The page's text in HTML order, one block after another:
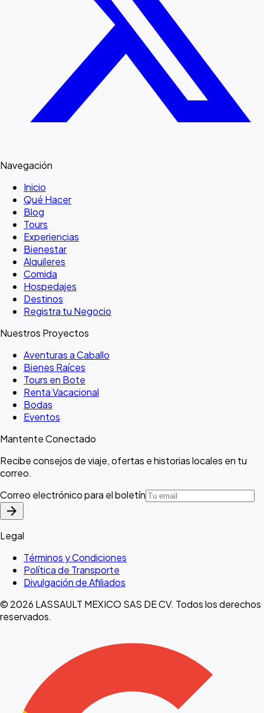
Navegación
Inicio
Qué Hacer
Blog
Tours
Experiencias
Bienestar
Alquileres
Comida
Hospedajes
Destinos
Registra tu Negocio
Nuestros Proyectos
Aventuras a Caballo
Bienes Raíces
Tours en Bote
Renta Vacacional
Bodas
Eventos
Mantente Conectado
Recibe consejos de viaje, ofertas e historias locales en tu
correo.
Correo electrónico para el boletín
arrow_forward
Legal
Términos y Condiciones
Política de Transporte
Divulgación de Afiliados
© 2026 LASSAULT MEXICO SAS DE CV. Todos los derechos
reservados.